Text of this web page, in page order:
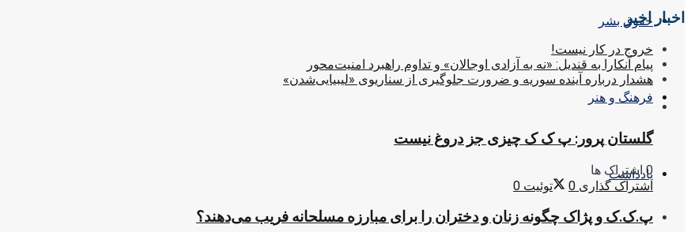
حقوق بشر
فرهنگ و هنر
یادداشت
اخبار اخیر
خروج در کار نیست!
پیام آنکارا به قندیل: «نه به آزادی اوجالان» و تداوم راهبرد امنیت‌محور
هشدار درباره آینده سوریه و ضرورت جلوگیری از سناریوی «لیبیایی‌شدن»
گلستان پرور: پ ک ک چیزی جز دروغ نیست
0 اشتراک ها
اشتراک گذاری 0 توئیت 0
پ.ک.ک و پژاک چگونه زنان و دختران را برای مبارزه مسلحانه فریب می‌دهند؟